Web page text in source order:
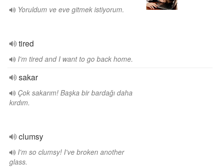
Yoruldum ve eve gitmek istiyorum.
tired
I'm tired and I want to go back home.
sakar
Çok sakarım! Başka bir bardağı daha
kırdım.
clumsy
I'm so clumsy! I've broken another
glass.